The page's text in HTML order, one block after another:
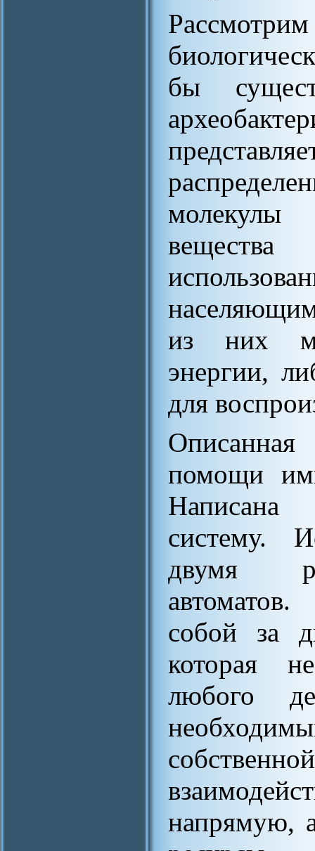
бы
из них
энергии,
для
помощи
Написана
систему.
двумя
собой за
которая
любого
напрямую,